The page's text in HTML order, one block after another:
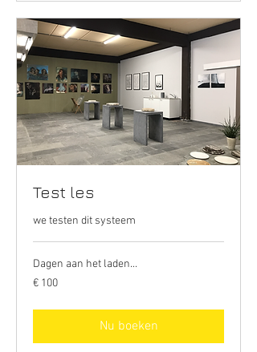
Test les
we testen dit systeem
Dagen aan het laden...
100
euro
€ 100
Nu boeken